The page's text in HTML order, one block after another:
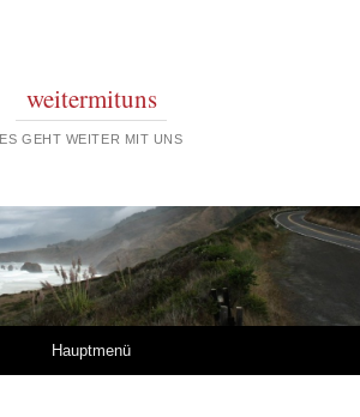
weitermituns
ES GEHT WEITER MIT UNS
Hauptmenü